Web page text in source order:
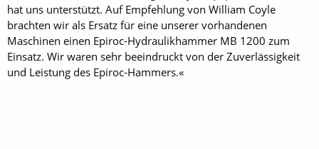
hat uns unterstützt. Auf Empfehlung von William Coyle
brachten wir als Ersatz für eine unserer vorhandenen
Maschinen einen Epiroc-Hydraulikhammer MB 1200 zum
Einsatz. Wir waren sehr beeindruckt von der Zuverlässigkeit
und Leistung des Epiroc-Hammers.«